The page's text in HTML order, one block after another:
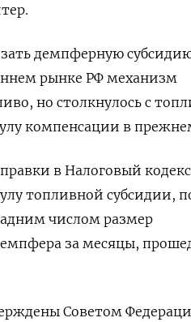
демпферную
рынке РФ механизм
но столкнулось с
компенсации в
в Налоговый
топливной субсидии,
числом размер
за месяцы,
Советом